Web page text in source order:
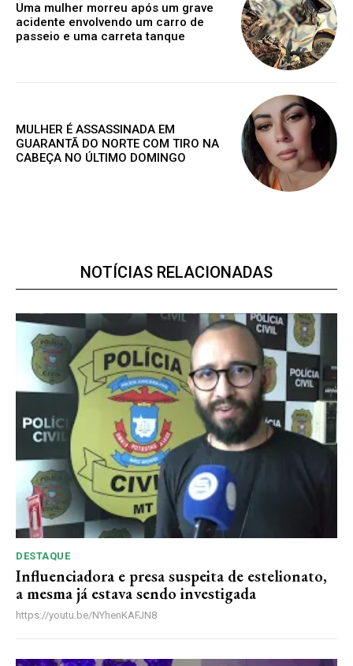
ANUAL MENSAL
Uma mulher morreu após um grave
acidente envolvendo um carro de
passeio e uma carreta tanque
MULHER É ASSASSINADA EM
GUARANTÃ DO NORTE COM TIRO NA
CABEÇA NO ÚLTIMO DOMINGO
NOTÍCIAS RELACIONADAS
DESTAQUE
Influenciadora e presa suspeita de estelionato,
a mesma já estava sendo investigada
https://youtu.be/NYhenKAFJN8